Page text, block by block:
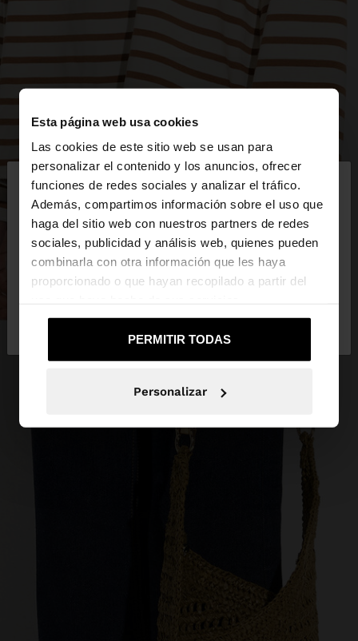
Esta página web usa cookies
Las cookies de este sitio web se usan para
personalizar el contenido y los anuncios, ofrecer
funciones de redes sociales y analizar el tráfico.
Además, compartimos información sobre el uso que
haga del sitio web con nuestros partners de redes
sociales, publicidad y análisis web, quienes pueden
combinarla con otra información que les haya
proporcionado o que hayan recopilado a partir del
PERMITIR TODAS
Personalizar
hola
Estás accediendo a la web de Mexico. ¿Quieres ir a
la web de United States?